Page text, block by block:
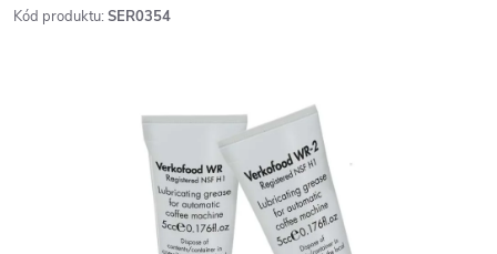
Kód produktu: SER0354